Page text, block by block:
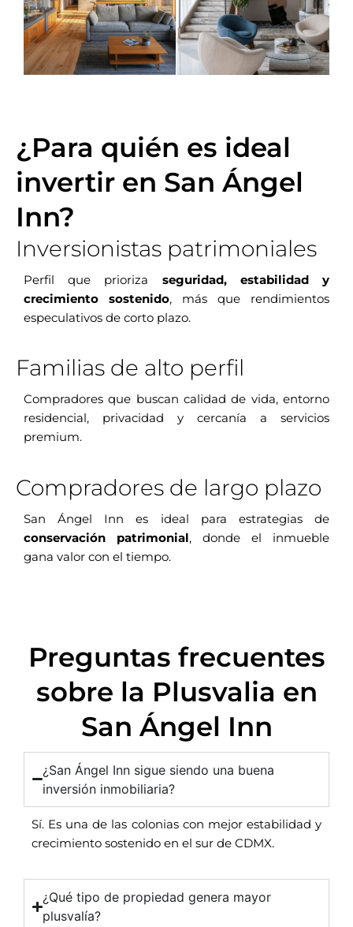
¿Para quién es ideal
invertir en San Ángel
Inn?
Inversionistas patrimoniales
Perfil que prioriza seguridad, estabilidad y
crecimiento sostenido, más que rendimientos
especulativos de corto plazo.
Familias de alto perfil
Compradores que buscan calidad de vida, entorno
residencial, privacidad y cercanía a servicios
premium.
Compradores de largo plazo
San Ángel Inn es ideal para estrategias de
conservación patrimonial, donde el inmueble
gana valor con el tiempo.
Preguntas frecuentes
sobre la Plusvalia en
San Ángel Inn
¿San Ángel Inn sigue siendo una buena
inversión inmobiliaria?
Sí. Es una de las colonias con mejor estabilidad y
crecimiento sostenido en el sur de CDMX.
¿Qué tipo de propiedad genera mayor
plusvalía?